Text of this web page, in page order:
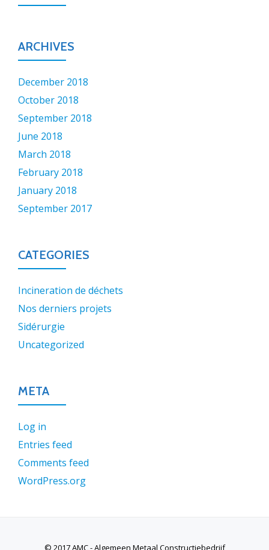
ARCHIVES
December 2018
October 2018
September 2018
June 2018
March 2018
February 2018
January 2018
September 2017
CATEGORIES
Incineration de déchets
Nos derniers projets
Sidérurgie
Uncategorized
META
Log in
Entries feed
Comments feed
WordPress.org
© 2017 AMC - Algemeen Metaal Constructiebedrijf